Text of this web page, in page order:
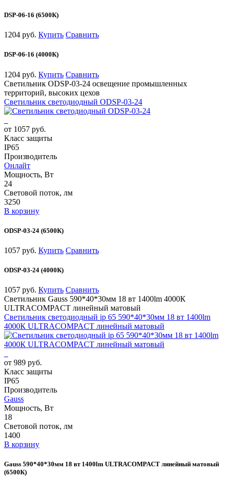
DSP-06-16 (6500К)
1204 руб. Купить Сравнить
DSP-06-16 (4000К)
1204 руб. Купить Сравнить
Светильник ODSP-03-24 освещение промышленных
территорий, высоких цехов
Светильник светодиодный ODSP-03-24
от 1057 руб.
Класс защиты
IP65
Производитель
Онлайт
Мощность, Вт
24
Световой поток, лм
3250
В корзину
ODSP-03-24 (6500К)
1057 руб. Купить Сравнить
ODSP-03-24 (4000К)
1057 руб. Купить Сравнить
Светильник Gauss 590*40*30мм 18 вт 1400lm 4000К
ULTRACOMPACT линейный матовый
Светильник светодиодный ip 65 590*40*30мм 18 вт 1400lm
4000К ULTRACOMPACT линейный матовый
от 989 руб.
Класс защиты
IP65
Производитель
Gauss
Мощность, Вт
18
Световой поток, лм
1400
В корзину
Gauss 590*40*30мм 18 вт 1400lm ULTRACOMPACT линейный матовый
(6500К)